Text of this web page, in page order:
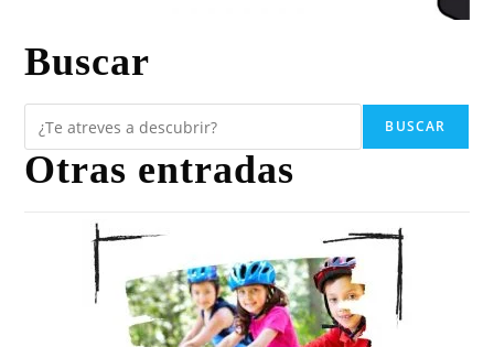
Buscar
BUSCAR
Otras entradas